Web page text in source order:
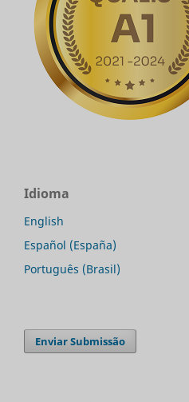
Idioma
English
Español (España)
Português (Brasil)
Enviar Submissão